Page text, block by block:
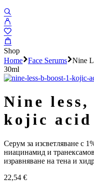
Shop
Home
Face Serums
Nine
30ml
nine less, b-boost 1%
kojic acid
Серум за изсветляване с
ниацинамид и
изравняване на тена и
22,54 €